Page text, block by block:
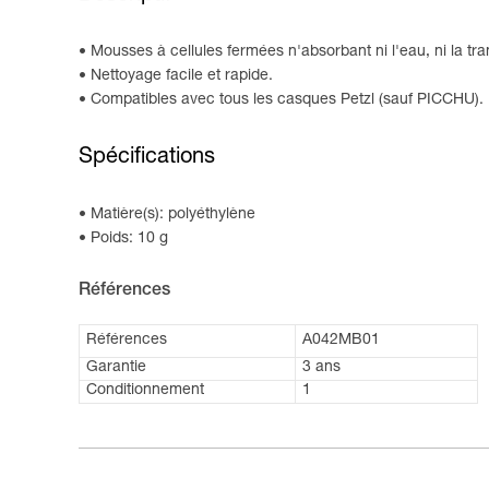
Mousses à cellules fermées n'absorbant ni l'eau, ni la
Nettoyage facile et rapide.
Compatibles avec tous les casques Petzl (sauf PICCHU).
Spécifications
Matière(s): polyéthylène
Poids: 10 g
Références
Références
A042MB01
Garantie
3 ans
Conditionnement
1